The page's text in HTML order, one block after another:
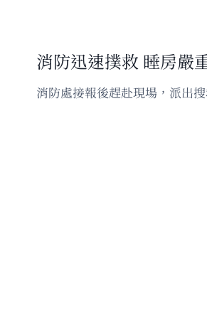
消防迅速撲救 睡房嚴
消防處接報後趕赴現場，派出